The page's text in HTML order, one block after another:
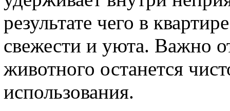
результате чего в
свежести и уюта. Важно
животного останется
использования.